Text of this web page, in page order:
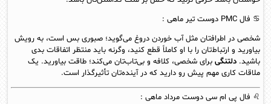
♋ فال PMC دوست
تیر ماهی :
شخصی در اطرافتان مثل آب خوردن دروغ می‌گوید؛ صبوری بس است، به رویش
بیاورید و ارتباط‌تان را با او کاملاً قطع کنید، وگرنه باید منتظر اتفاقات بدی
باشید. دلتنگیبرای شخصی، کلافه و بی‌تاب‌تان می‌کند؛ طاقت بیاورید. یک
ملاقات کاری مهم پیش‌ رو دارید که در آینده‌تان تأثیرگذار است.
♌ فال پی ام سی دوستمرداد ماهی :